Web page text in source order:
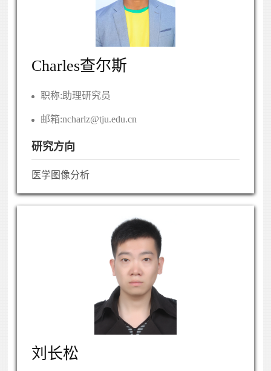
Charles查尔斯
职称:助理研究员
邮箱:ncharlz@tju.edu.cn
研究方向
医学图像分析
刘长松